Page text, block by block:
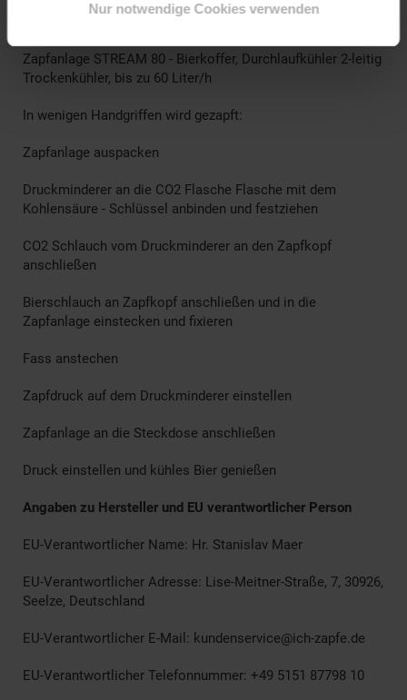
Nur notwendige Cookies verwenden
Zapfanlage STREAM 80 - Bierkoffer, Durchlaufkühler 2-leitig
Trockenkühler, bis zu 60 Liter/h
In wenigen Handgriffen wird gezapft:
Zapfanlage auspacken
Druckminderer an die CO2 Flasche Flasche mit dem
Kohlensäure - Schlüssel anbinden und festziehen
CO2 Schlauch vom Druckminderer an den Zapfkopf
anschließen
Bierschlauch an Zapfkopf anschließen und in die
Zapfanlage einstecken und fixieren
Fass anstechen
Zapfdruck auf dem Druckminderer einstellen
Zapfanlage an die Steckdose anschließen
Druck einstellen und kühles Bier genießen
Angaben zu Hersteller und EU verantwortlicher Person
EU-Verantwortlicher Name: Hr. Stanislav Maer
EU-Verantwortlicher Adresse: Lise-Meitner-Straße, 7, 30926,
Seelze, Deutschland
EU-Verantwortlicher E-Mail: kundenservice@ich-zapfe.de
EU-Verantwortlicher Telefonnummer: +49 5151 87798 10